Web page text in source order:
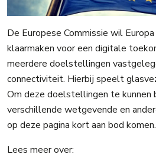
De Europese Commissie wil
klaarmaken voor een digitale
meerdere doelstellingen
connectiviteit. Hierbij speelt
Om deze doelstellingen te kunnen
verschillende wetgevende en
op deze pagina kort aan bod komen.
Lees meer over: